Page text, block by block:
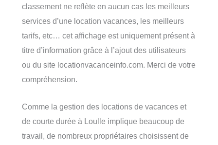
classement ne reflète en aucun cas les meilleurs
services d’une location vacances, les meilleurs
tarifs, etc… cet affichage est uniquement présent à
titre d’information grâce à l’ajout des utilisateurs
ou du site locationvacanceinfo.com. Merci de votre
compréhension.
Comme la gestion des locations de vacances et
de courte durée à Loulle implique beaucoup de
travail, de nombreux propriétaires choisissent de